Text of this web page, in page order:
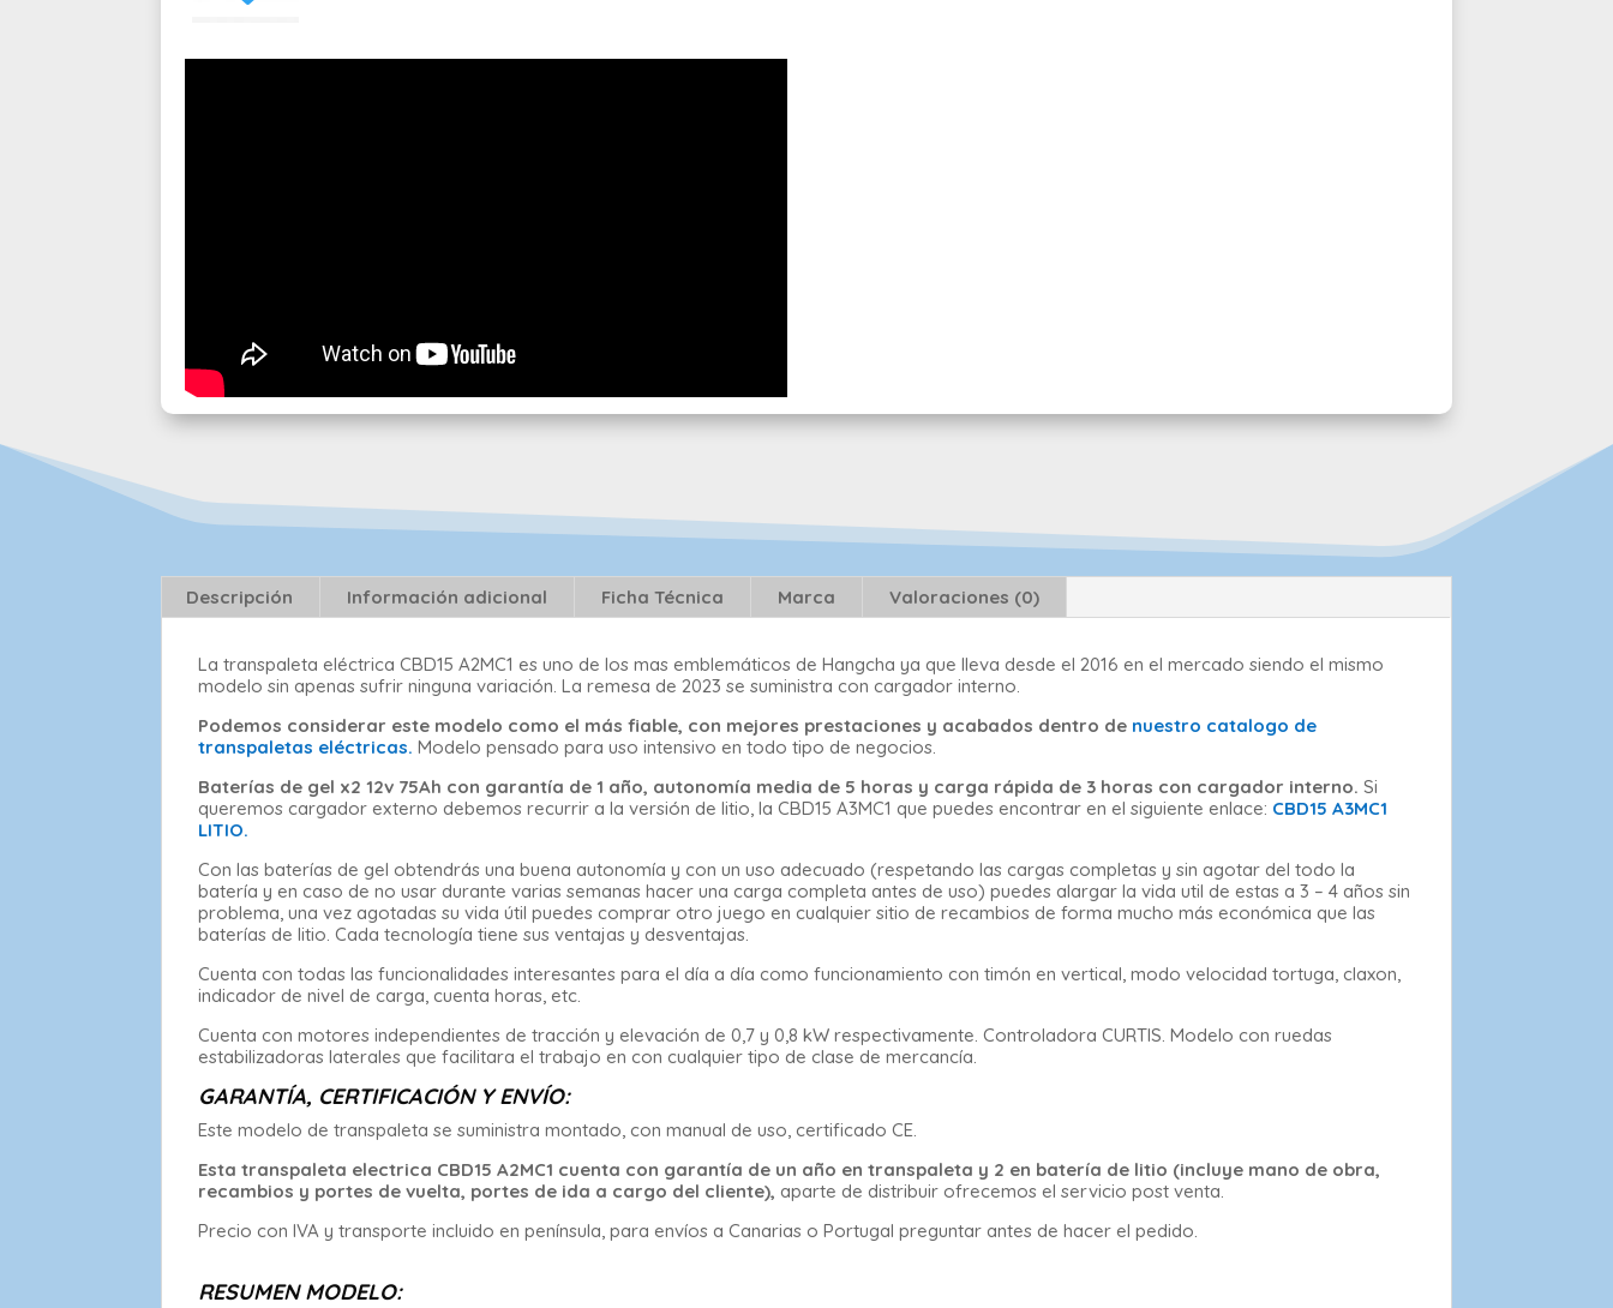
Descripción Información adicional Ficha Técnica Marca Valoraciones (0)
La transpaleta eléctrica CBD15 A2MC1 es uno de los mas emblemáticos de Hangcha ya que lleva desde el 2016 en el mercado siendo el mismo
modelo sin apenas sufrir ninguna variación. La remesa de 2023 se suministra con cargador interno.
Podemos considerar este modelo como el más fiable, con mejores prestaciones y acabados dentro de nuestro catalogo de
transpaletas eléctricas. Modelo pensado para uso intensivo en todo tipo de negocios.
Baterías de gel x2 12v 75Ah con garantía de 1 año, autonomía media de 5 horas y carga rápida de 3 horas con cargador interno. Si
queremos cargador externo debemos recurrir a la versión de litio, la CBD15 A3MC1 que puedes encontrar en el siguiente enlace: CBD15 A3MC1
LITIO.
Con las baterías de gel obtendrás una buena autonomía y con un uso adecuado (respetando las cargas completas y sin agotar del todo la
batería y en caso de no usar durante varias semanas hacer una carga completa antes de uso) puedes alargar la vida util de estas a 3 – 4 años sin
problema, una vez agotadas su vida útil puedes comprar otro juego en cualquier sitio de recambios de forma mucho más económica que las
baterías de litio. Cada tecnología tiene sus ventajas y desventajas.
Cuenta con todas las funcionalidades interesantes para el día a día como funcionamiento con timón en vertical, modo velocidad tortuga, claxon,
indicador de nivel de carga, cuenta horas, etc.
Cuenta con motores independientes de tracción y elevación de 0,7 y 0,8 kW respectivamente. Controladora CURTIS. Modelo con ruedas
estabilizadoras laterales que facilitara el trabajo en con cualquier tipo de clase de mercancía.
GARANTÍA, CERTIFICACIÓN Y ENVÍO:
Este modelo de transpaleta se suministra montado, con manual de uso, certificado CE.
Esta transpaleta electrica CBD15 A2MC1 cuenta con garantía de un año en transpaleta y 2 en batería de litio (incluye mano de obra,
recambios y portes de vuelta, portes de ida a cargo del cliente), aparte de distribuir ofrecemos el servicio post venta.
Precio con IVA y transporte incluido en península, para envíos a Canarias o Portugal preguntar antes de hacer el pedido.
RESUMEN MODELO: